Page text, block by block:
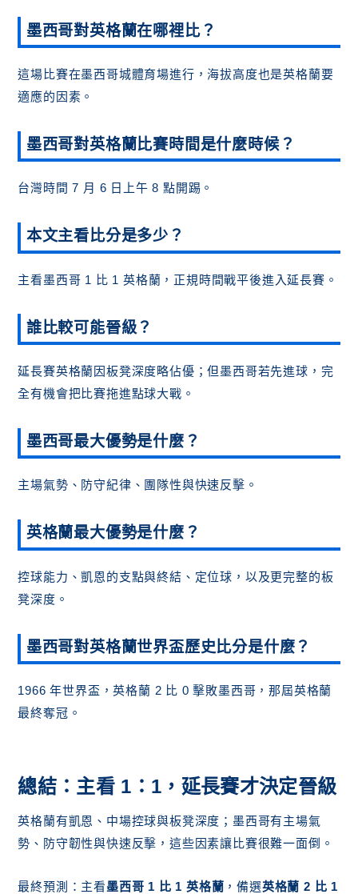
墨西哥對英格蘭在哪裡比？
這場比賽在墨西哥城體育場進行，海拔高度也是英格蘭要
適應的因素。
墨西哥對英格蘭比賽時間是什麼時候？
台灣時間 7 月 6 日上午 8 點開踢。
本文主看比分是多少？
主看墨西哥 1 比 1 英格蘭，正規時間戰平後進入延長賽。
誰比較可能晉級？
延長賽英格蘭因板凳深度略佔優；但墨西哥若先進球，完
全有機會把比賽拖進點球大戰。
墨西哥最大優勢是什麼？
主場氣勢、防守紀律、團隊性與快速反擊。
英格蘭最大優勢是什麼？
控球能力、凱恩的支點與終結、定位球，以及更完整的板
凳深度。
墨西哥對英格蘭世界盃歷史比分是什麼？
1966 年世界盃，英格蘭 2 比 0 擊敗墨西哥，那屆英格蘭
最終奪冠。
總結：主看 1：1，延長賽才決定晉級
英格蘭有凱恩、中場控球與板凳深度；墨西哥有主場氣
勢、防守韌性與快速反擊，這些因素讓比賽很難一面倒。
最終預測：主看墨西哥 1 比 1 英格蘭 ，備選英格蘭 2 比 1